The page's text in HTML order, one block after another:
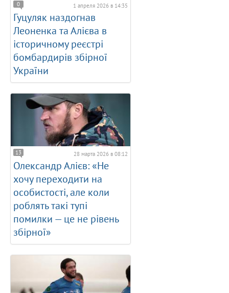
0 1 апреля 2026 в 14:35
Гуцуляк наздогнав
Леоненка та Алієва в
історичному реєстрі
бомбардирів збірної
України
13 28 марта 2026 в 08:12
Олександр Алієв: «Не
хочу переходити на
особистості, але коли
роблять такі тупі
помилки — це не рівень
збірної»